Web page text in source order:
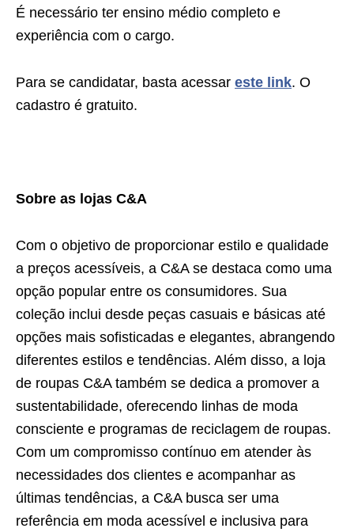
É necessário ter ensino médio completo e
experiência com o cargo.
Para se candidatar, basta acessar este link. O
cadastro é gratuito.
Sobre as lojas C&A
Com o objetivo de proporcionar estilo e qualidade
a preços acessíveis, a C&A se destaca como uma
opção popular entre os consumidores. Sua
coleção inclui desde peças casuais e básicas até
opções mais sofisticadas e elegantes, abrangendo
diferentes estilos e tendências. Além disso, a loja
de roupas C&A também se dedica a promover a
sustentabilidade, oferecendo linhas de moda
consciente e programas de reciclagem de roupas.
Com um compromisso contínuo em atender às
necessidades dos clientes e acompanhar as
últimas tendências, a C&A busca ser uma
referência em moda acessível e inclusiva para